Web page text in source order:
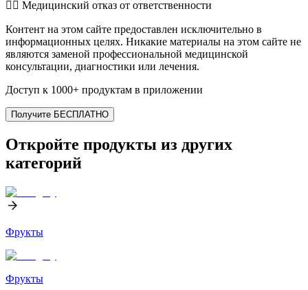
👨‍⚕️️ Медицинский отказ от ответственности
Контент на этом сайте предоставлен исключительно в
информационных целях. Никакие материалы на этом сайте не
являются заменой профессиональной медицинской
консультации, диагностики или лечения.
Доступ к 1000+ продуктам в приложении
Получите БЕСПЛАТНО
Откройте продукты из других
категорий
Фрукты
Фрукты